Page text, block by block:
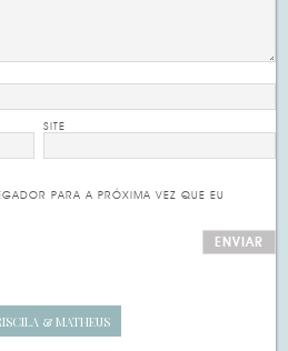
SITE
PARA A PRÓXIMA VEZ QUE EU
& MATHEUS